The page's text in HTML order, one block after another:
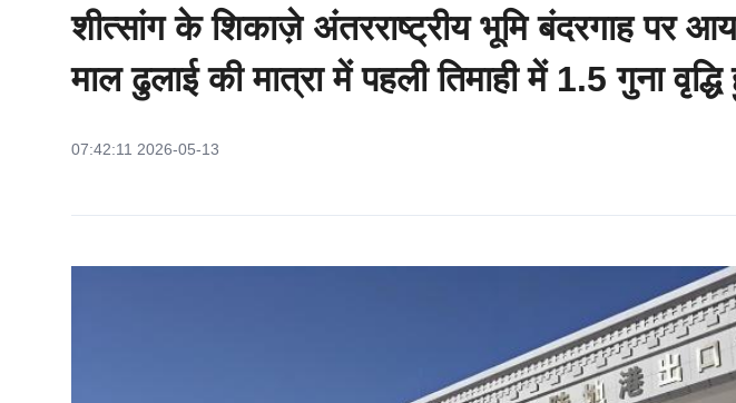
शीत्सांग के शिकाज़े अंतरराष्ट्रीय भूमि बंदरगाह पर
माल ढुलाई की मात्रा में पहली तिमाही में 1.5 गुना वृद्धि
07:42:11 2026-05-13